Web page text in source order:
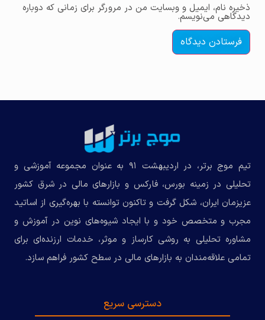
ذخیره نام، ایمیل و وبسایت من در مرورگر برای زمانی که دوباره
دیدگاهی می‌نویسم.
تیم موج برتر، در اردیبهشت ۹۱ به عنوان مجموعه‌ آموزشی و
تحلیلی در زمینه بورس، فارکس و بازارهای مالی در شرق کشور
عزیزمان ایران، شکل گرفت و تاکنون توانسته با بهره‌گیری از اساتید
مجرب و متخصص خود و با ایجاد شیوه‌های نوین در آموزش و
مشاوره تحلیلی به روشی کارساز و موثر، خدمات ارزنده‌ای برای
تمامی علاقه‌مندان به بازارهای مالی در سطح کشور فراهم سازد.
دسترسی سریع